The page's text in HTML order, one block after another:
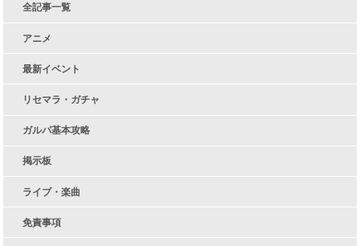
全記事一覧
アニメ
最新イベント
リセマラ・ガチャ
ガルパ基本攻略
掲示板
ライブ・楽曲
免責事項